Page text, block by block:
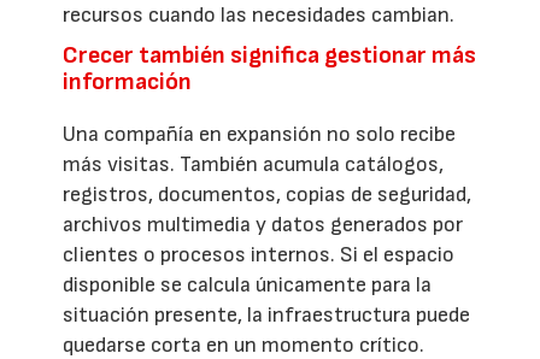
recursos cuando las necesidades cambian.
Crecer también significa gestionar más
información
Una compañía en expansión no solo recibe
más visitas. También acumula catálogos,
registros, documentos, copias de seguridad,
archivos multimedia y datos generados por
clientes o procesos internos. Si el espacio
disponible se calcula únicamente para la
situación presente, la infraestructura puede
quedarse corta en un momento crítico.